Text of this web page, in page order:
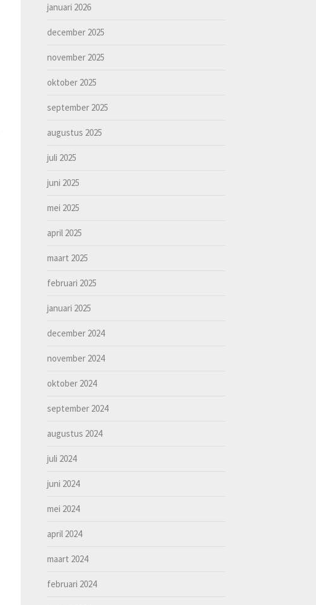
januari 2026
december 2025
november 2025
oktober 2025
september 2025
augustus 2025
juli 2025
juni 2025
mei 2025
april 2025
maart 2025
februari 2025
januari 2025
december 2024
november 2024
oktober 2024
september 2024
augustus 2024
juli 2024
juni 2024
mei 2024
april 2024
maart 2024
februari 2024